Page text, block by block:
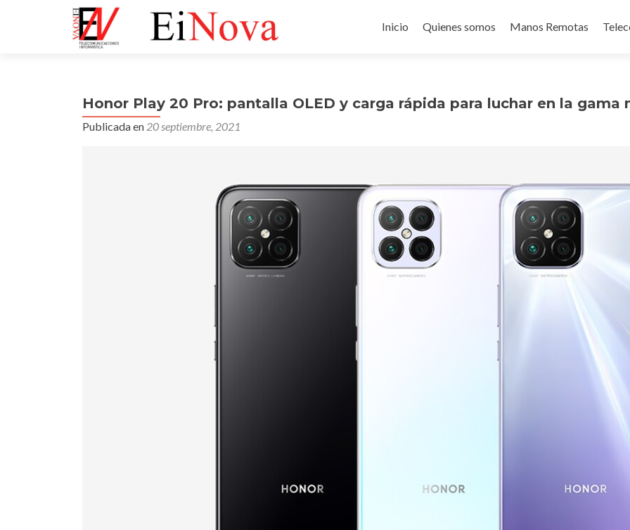
al
Inicio Quienes somos Manos Remotas
Honor Play 20 Pro: pantalla OLED y carga rápida para luchar en la gama
Publicada en 20 septiembre, 2021